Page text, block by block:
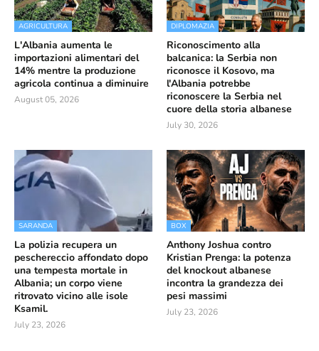
AGRICULTURA
L'Albania aumenta le
importazioni alimentari del
14% mentre la produzione
agricola continua a diminuire
August 05, 2026
DIPLOMAZIA
Riconoscimento alla
balcanica: la Serbia non
riconosce il Kosovo, ma
l'Albania potrebbe
riconoscere la Serbia nel
cuore della storia albanese
July 30, 2026
SARANDA
La polizia recupera un
peschereccio affondato dopo
una tempesta mortale in
Albania; un corpo viene
ritrovato vicino alle isole
Ksamil.
July 23, 2026
BOX
Anthony Joshua contro
Kristian Prenga: la potenza
del knockout albanese
incontra la grandezza dei
pesi massimi
July 23, 2026